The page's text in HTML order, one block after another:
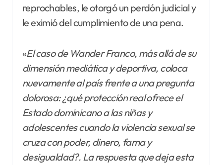
reprochables, le otorgó un perdón judicial y
le eximió del cumplimiento de una pena.
«El caso de Wander Franco, más allá de su
dimensión mediática y deportiva, coloca
nuevamente al país frente a una pregunta
dolorosa: ¿qué protección real ofrece el
Estado dominicano a las niñas y
adolescentes cuando la violencia sexual se
cruza con poder, dinero, fama y
desigualdad?. La respuesta que deja esta